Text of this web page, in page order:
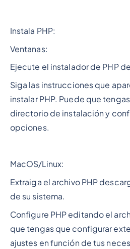
Instala PHP:
Ventanas:
Ejecute el instalador de PHP
Siga las instrucciones que
instalar PHP. Puede que
directorio de instalación y
opciones.
MacOS/Linux:
Extraiga el archivo PHP
de su sistema.
Configure PHP editando el
que tengas que configurar
ajustes en función de tus